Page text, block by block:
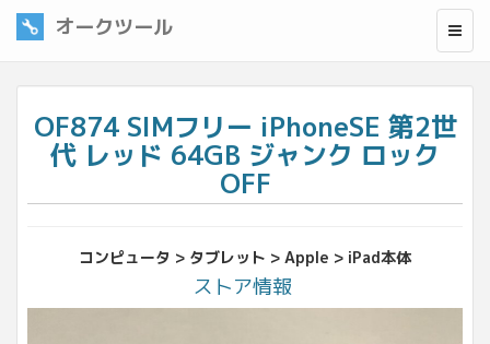
オークツール
OF874 SIMフリー iPhoneSE 第2世
代 レッド 64GB ジャンク ロック
OFF
コンピュータ > タブレット > Apple > iPad本体
ストア情報